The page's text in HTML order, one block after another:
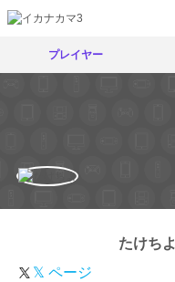
プレイヤー
たけちよ
𝕏 ページ